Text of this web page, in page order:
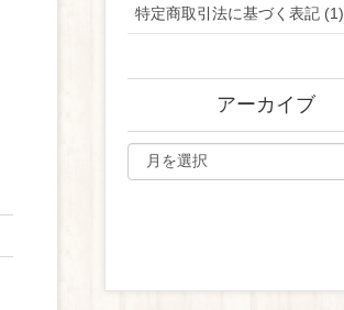
特定商取引法に基づく表記 (1)
アーカイブ